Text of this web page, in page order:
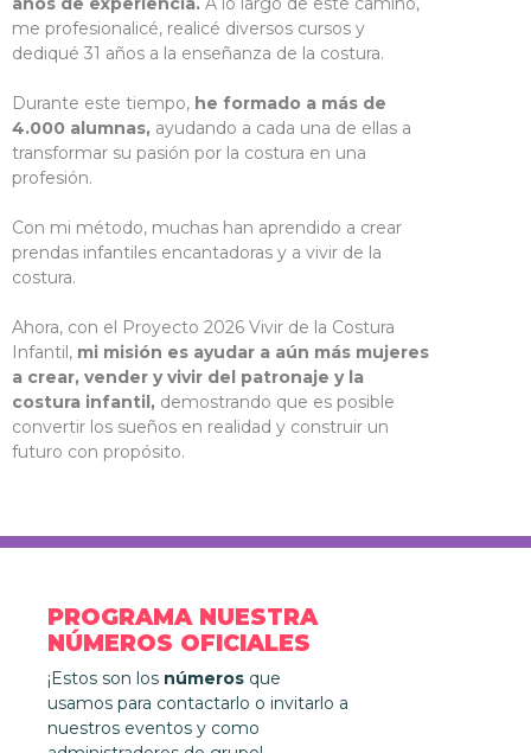
me profesionalicé, realicé diversos cursos y
dediqué 31 años a la enseñanza de la costura.
Durante este tiempo, he formado a más de
4.000 alumnas, ayudando a cada una de ellas a
transformar su pasión por la costura en una
profesión.
Con mi método, muchas han aprendido a crear
prendas infantiles encantadoras y a vivir de la
costura.
Ahora, con el Proyecto 2026 Vivir de la Costura
Infantil, mi misión es ayudar a aún más mujeres
a crear, vender y vivir del patronaje y la
costura infantil, demostrando que es posible
convertir los sueños en realidad y construir un
futuro con propósito.
PROGRAMA NUESTRA
NÚMEROS OFICIALES
¡Estos son los números que
usamos para contactarlo o invitarlo a
nuestros eventos y como